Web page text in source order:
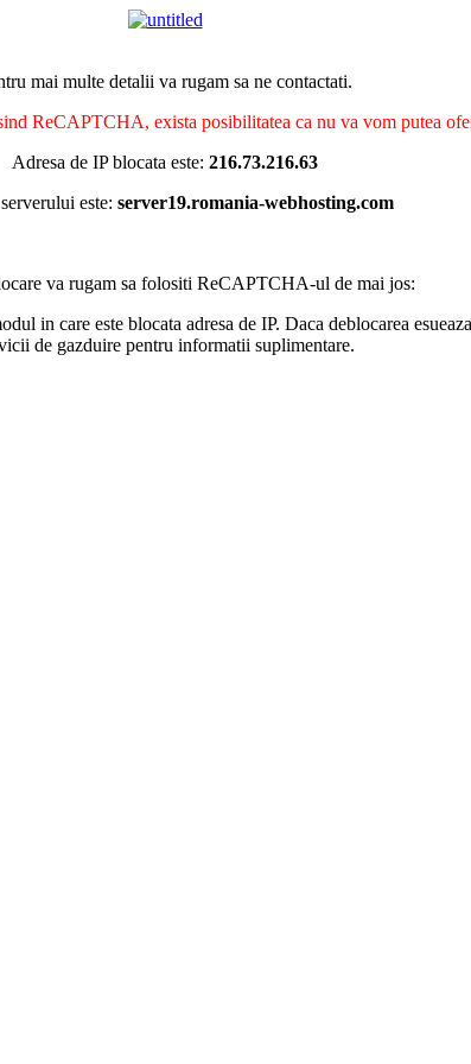
mai multe detalii va rugam sa ne contactati.
ReCAPTCHA, exista posibilitatea ca nu va vom putea
Adresa de IP blocata este: 216.73.216.63
este: server19.romania-webhosting.com
va rugam sa folositi ReCAPTCHA-ul de mai jos:
in care este blocata adresa de IP. Daca deblocarea
de gazduire pentru informatii suplimentare.